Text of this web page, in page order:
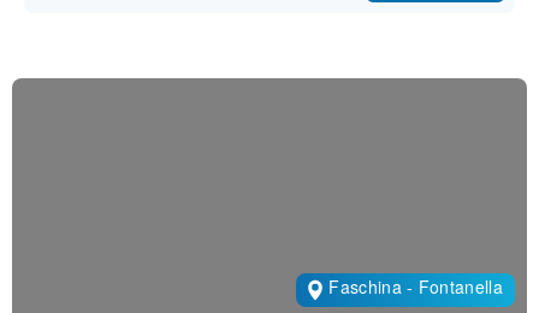
Faschina - Fontanella